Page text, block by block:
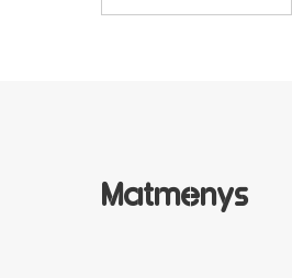
Matmenys